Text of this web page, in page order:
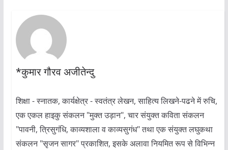
*कुमार गौरव अजीतेन्दु
शिक्षा - स्नातक, कार्यक्षेत्र - स्वतंत्र लेखन, साहित्य लिखने-पढने में रुचि,
एक एकल हाइकु संकलन "मुक्त उड़ान", चार संयुक्त कविता संकलन
"पावनी, त्रिसुगंधि, काव्यशाला व काव्यसुगंध" तथा एक संयुक्त लघुकथा
संकलन "सृजन सागर" प्रकाशित, इसके अलावा नियमित रूप से विभिन्न